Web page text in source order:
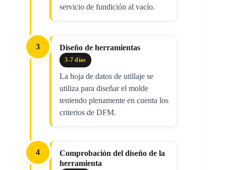
servicio de fundición al vacío.
3 Diseño de herramientas
3-7 días
La hoja de datos de utillaje se
utiliza para diseñar el molde
teniendo plenamente en cuenta los
criterios de DFM.
4
Comprobación del diseño de la
herramienta